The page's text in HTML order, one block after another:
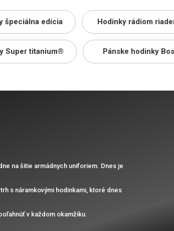
špeciálna edícia Hodinky rádiom
Super titanium® Pánske hodinky
na šitie armádnych uniforiem. Dnes je
s náramkovými hodinkami, ktoré dnes
v každom okamžiku.